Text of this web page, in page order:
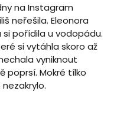
na Instagram
neřešila. Eleonora
pořídila u vodopádu.
si vytáhla skoro až
vyniknout
poprsí. Mokré tílko